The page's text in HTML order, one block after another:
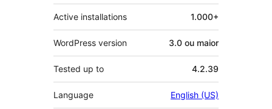
Active installations 1.000+
WordPress version 3.0 ou maior
Tested up to 4.2.39
Language English (US)